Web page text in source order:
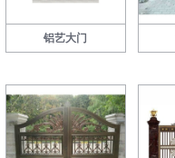
铝艺大门